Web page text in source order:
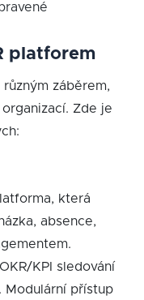
platforem
záběrem,
Zde je
která
absence,
KPI sledování
Modulární přístup